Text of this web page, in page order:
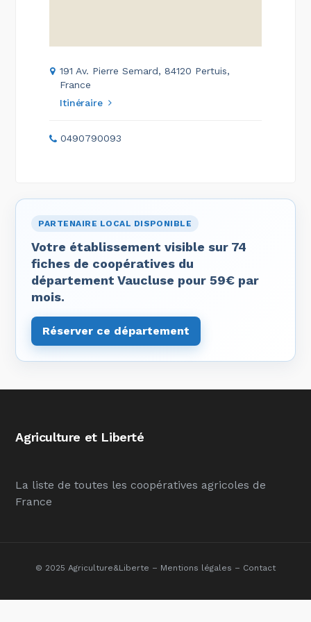
191 Av. Pierre Semard, 84120 Pertuis,
France
Itinéraire
0490790093
PARTENAIRE LOCAL DISPONIBLE
Votre établissement visible sur 74
fiches de coopératives du
département Vaucluse pour 59€ par
mois.
Réserver ce département
Agriculture et Liberté
La liste de toutes les coopératives agricoles de
France
© 2025 Agriculture&Liberte – Mentions légales – Contact